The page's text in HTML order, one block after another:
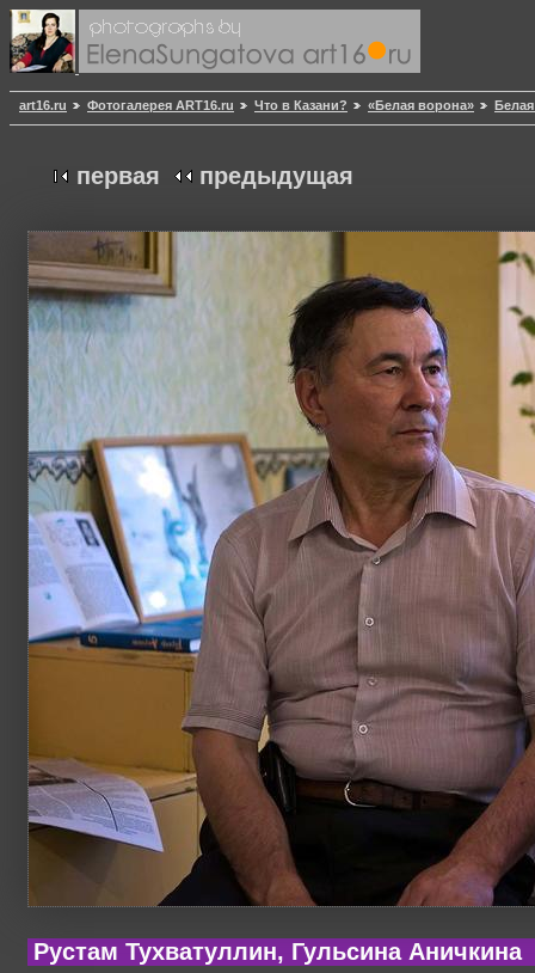
art16.ru Фотогалерея ART16.ru Что в Казани? «Белая ворона»
первая предыдущая
Рустам Тухватуллин, Гульсина Аничкина